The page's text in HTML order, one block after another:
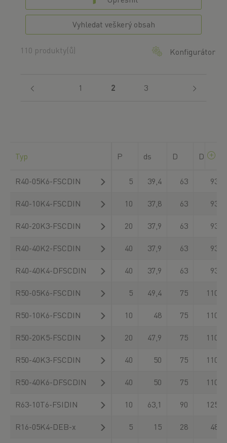
Vyhledat veškerý obsah
110 produkty(ů) Konfigurátor
1 2(current)
3
Typ P ds D D1
R40-05K6-FSCDIN 5 39,4 63 93
R40-10K4-FSCDIN 10 37,8 63 93
R40-20K3-FSCDIN 20 37,9 63 93
R40-40K2-FSCDIN 40 37,9 63 93
R40-40K4-DFSCDIN 40 37,9 63 93
R50-05K6-FSCDIN 5 49,4 75 110
R50-10K6-FSCDIN 10 48 75 110
R50-20K5-FSCDIN 20 47,9 75 110
R50-40K3-FSCDIN 40 50 75 110
R50-40K6-DFSCDIN 40 50 75 110
R63-10T6-FSIDIN 10 63,1 90 125
R16-05K4-DEB-x 5 15 28 48